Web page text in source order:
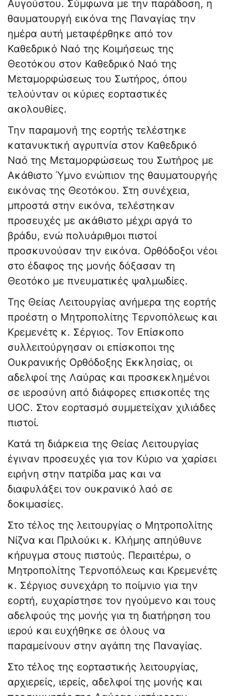
Αυγούστου. Σύμφωνα με την παράδοση, η
θαυματουργή εικόνα της Παναγίας την
ημέρα αυτή μεταφέρθηκε από τον
Καθεδρικό Ναό της Κοιμήσεως της
Θεοτόκου στον Καθεδρικό Ναό της
Μεταμορφώσεως του Σωτήρος, όπου
τελούνταν οι κύριες εορταστικές
ακολουθίες.
Την παραμονή της εορτής τελέστηκε
κατανυκτική αγρυπνία στον Καθεδρικό
Ναό της Μεταμορφώσεως του Σωτήρος με
Ακάθιστο Ύμνο ενώπιον της θαυματουργής
εικόνας της Θεοτόκου. Στη συνέχεια,
μπροστά στην εικόνα, τελέστηκαν
προσευχές με ακάθιστο μέχρι αργά το
βράδυ, ενώ πολυάριθμοι πιστοί
προσκυνούσαν την εικόνα. Ορθόδοξοι νέοι
στο έδαφος της μονής δόξασαν τη
Θεοτόκο με πνευματικές ψαλμωδίες.
Της Θείας Λειτουργίας ανήμερα της εορτής
προέστη ο Μητροπολίτης Τερνοπόλεως και
Κρεμενέτς κ. Σέργιος. Τον Επίσκοπο
συλλειτούργησαν οι επίσκοποι της
Ουκρανικής Ορθόδοξης Εκκλησίας, οι
αδελφοί της Λαύρας και προσκεκλημένοι
σε ιεροσύνη από διάφορες επισκοπές της
UOC. Στον εορτασμό συμμετείχαν χιλιάδες
πιστοί.
Κατά τη διάρκεια της Θείας Λειτουργίας
έγιναν προσευχές για τον Κύριο να χαρίσει
ειρήνη στην πατρίδα μας και να
διαφυλάξει τον ουκρανικό λαό σε
δοκιμασίες.
Στο τέλος της λειτουργίας ο Μητροπολίτης
Νίζνα και Πριλούκι κ. Κλήμης απηύθυνε
κήρυγμα στους πιστούς. Περαιτέρω, ο
Μητροπολίτης Τερνοπόλεως και Κρεμενέτς
κ. Σέργιος συνεχάρη το ποίμνιο για την
εορτή, ευχαρίστησε τον ηγούμενο και τους
αδελφούς της μονής για τη διατήρηση του
ιερού και ευχήθηκε σε όλους να
παραμείνουν στην αγάπη της Παναγίας.
Στο τέλος της εορταστικής λειτουργίας,
αρχιερείς, ιερείς, αδελφοί της μονής και